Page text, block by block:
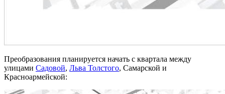
Преобразования планируется начать с квартала между
улицами Садовой, Льва Толстого, Самарской и
Красноармейской: